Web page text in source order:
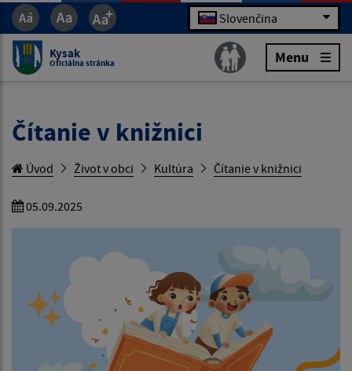
Slovenčina
Kysak
Oficiálna stránka Menu
Čítanie v knižnici
Úvod Život v obci Kultúra Čítanie v knižnici
05.09.2025